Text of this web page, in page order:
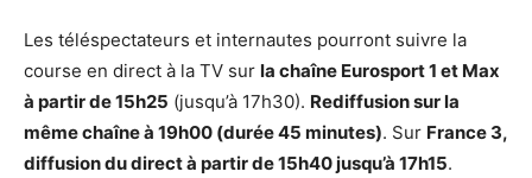
Les téléspectateurs et internautes pourront suivre la
course en direct à la TV sur la chaîne Eurosport 1 et Max
à partir de 15h25 (jusqu’à 17h30). Rediffusion sur la
même chaîne à 19h00 (durée 45 minutes). Sur France 3,
diffusion du direct à partir de 15h40 jusqu’à 17h15.